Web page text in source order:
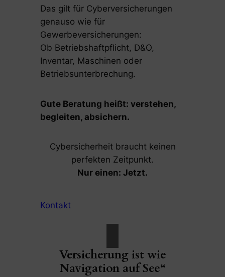
Das gilt für Cyberversicherungen
genauso wie für
Gewerbeversicherungen:
Ob Betriebshaftpflicht, D&O,
Inventar, Maschinen oder
Betriebsunterbrechung.
Gute Beratung heißt: verstehen,
begleiten, absichern.
Cybersicherheit braucht keinen
perfekten Zeitpunkt.
Nur einen: Jetzt.
Kontakt
Versicherung ist wie
Navigation auf See“